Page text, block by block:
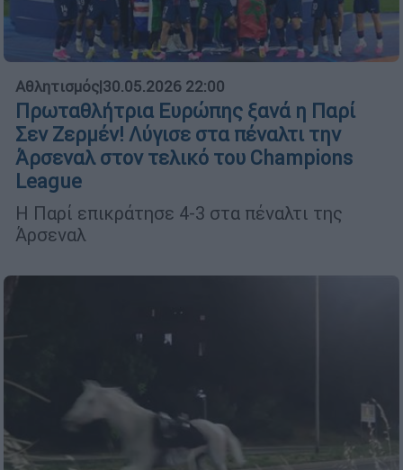
Αθλητισμός|30.05.2026 22:00
Πρωταθλήτρια Ευρώπης ξανά η Παρί
Σεν Ζερμέν! Λύγισε στα πέναλτι την
Άρσεναλ στον τελικό του Champions
League
H Παρί επικράτησε 4-3 στα πέναλτι της
Άρσεναλ